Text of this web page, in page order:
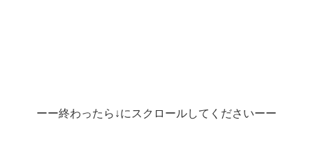
ーー終わったら↓にスクロールしてくださいーー